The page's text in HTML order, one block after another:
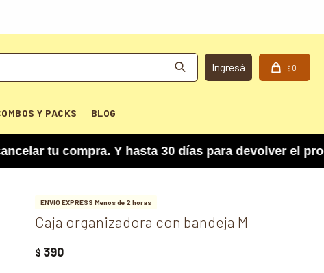
Y PACKS BLOG
$ 0
tu compra. Y hasta 30 días para devolver el
ENVÍO EXPRESS Menos de 2 horas
Caja organizadora con bandeja M
$ 390